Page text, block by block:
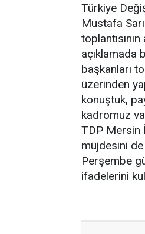
Türkiye
Mustafa
açıklamada
başkanları
üzerinden
konuştuk,
kadromuz
TDP Mersin
müjdesini de
Perşembe
ifadelerini